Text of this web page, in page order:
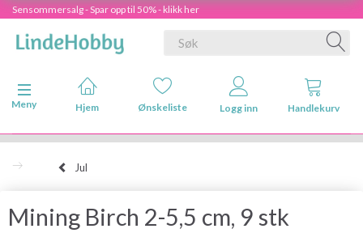
Sensommersalg - Spar opp til 50% - klikk her
Veksle navigasjon
Meny
Hjem Ønskeliste Logg inn Handlekurv
Jul
Mining Birch 2-5,5 cm, 9 stk